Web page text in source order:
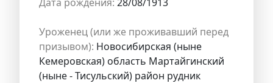
Уроженец (или же проживавший перед
призывом): Новосибирская (ныне
Кемеровская) область Мартайгинский
(ныне - Тисульский) район рудник